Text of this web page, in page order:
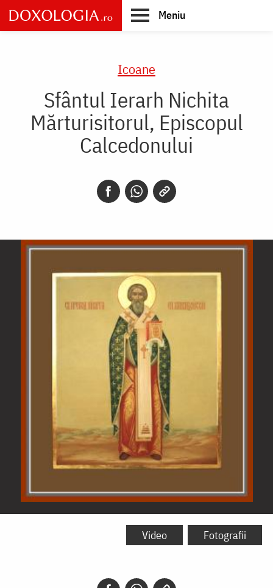
Skip
to
main
Meniu
Icoane
Sfântul Ierarh Nichita
Mărturisitorul, Episcopul
Calcedonului
Sfântul
Video Fotografii